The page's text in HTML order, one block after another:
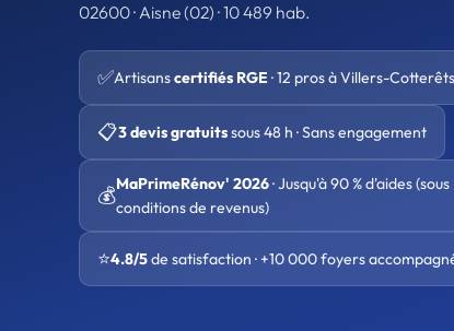
02600 · Aisne (02) · 10 489 hab.
✅Artisanscertifiés RGE · 12 pros à Villers-Cotterêts
📋3 devis gratuitssous 48 h · Sans engagement
💰MaPrimeRénov' 2026· Jusqu'à 90 % d'aides (sous
conditions de revenus)
⭐4.8/5de satisfaction · +10 000 foyers